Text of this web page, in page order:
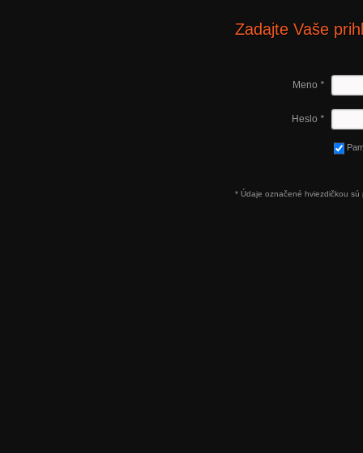
Zadajte Vaše
Meno *
Heslo *
* Údaje označené hviezdičkou sú